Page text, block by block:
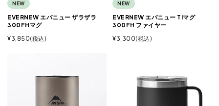
NEW
EVERNEW エバニュー ザラザラ
300FHマグ
¥3,850 税込
NEW
EVERNEW エバニュー Tiマグ
300FH ファイヤー
¥3,300 税込